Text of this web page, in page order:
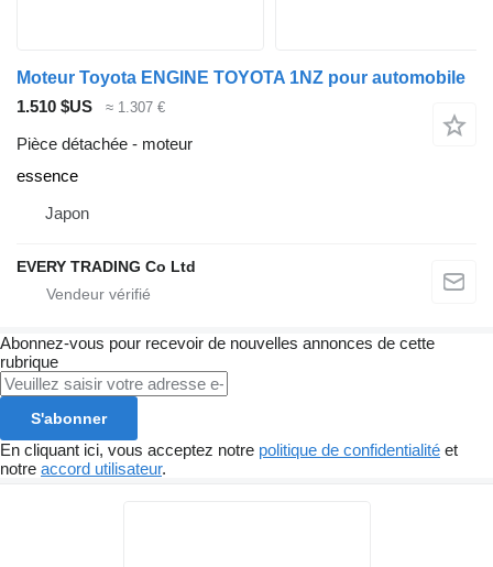
Moteur Toyota ENGINE TOYOTA 1NZ pour automobile
1.510 $US
≈ 1.307 €
Pièce détachée - moteur
essence
Japon
EVERY TRADING Co Ltd
Abonnez-vous pour recevoir de nouvelles annonces de cette
rubrique
S'abonner
En cliquant ici, vous acceptez notre politique de confidentialité et
notre accord utilisateur.